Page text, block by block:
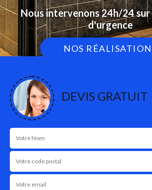
Nous intervenons 24h/24 sur
d'urgence
NOS
DEVIS GRATUIT